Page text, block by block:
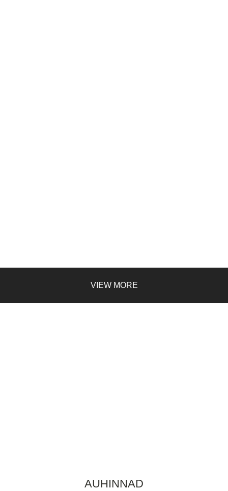
VIEW MORE
AUHINNAD